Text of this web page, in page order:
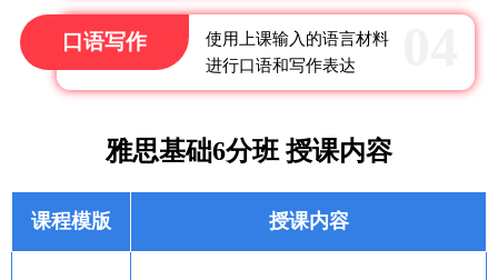
口语写作
使用上课输入的语言材料
进行口语和写作表达
雅思基础6分班 授课内容
课程模版 授课内容